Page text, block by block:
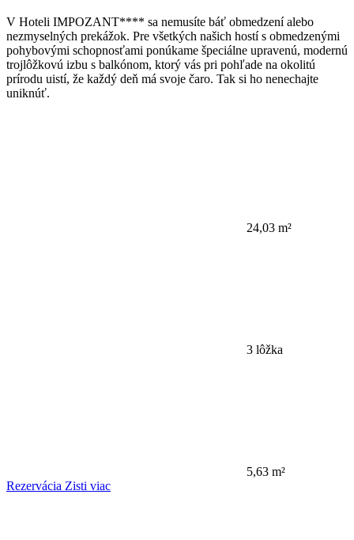
V Hoteli IMPOZANT**** sa nemusíte báť obmedzení alebo
nezmyselných prekážok. Pre všetkých našich hostí s obmedzenými
pohybovými schopnosťami ponúkame špeciálne upravenú, modernú
trojlôžkovú izbu s balkónom, ktorý vás pri pohľade na okolitú
prírodu uistí, že každý deň má svoje čaro. Tak si ho nenechajte
uniknúť.
24,03 m²
3 lôžka
5,63 m²
Rezervácia Zisti viac